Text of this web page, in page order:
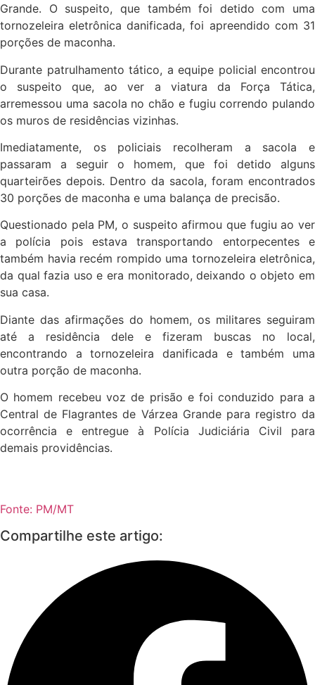
Grande. O suspeito, que também foi detido com uma
tornozeleira eletrônica danificada, foi apreendido com 31
porções de maconha.
Durante patrulhamento tático, a equipe policial encontrou
o suspeito que, ao ver a viatura da Força Tática,
arremessou uma sacola no chão e fugiu correndo pulando
os muros de residências vizinhas.
Imediatamente, os policiais recolheram a sacola e
passaram a seguir o homem, que foi detido alguns
quarteirões depois. Dentro da sacola, foram encontrados
30 porções de maconha e uma balança de precisão.
Questionado pela PM, o suspeito afirmou que fugiu ao ver
a polícia pois estava transportando entorpecentes e
também havia recém rompido uma tornozeleira eletrônica,
da qual fazia uso e era monitorado, deixando o objeto em
sua casa.
Diante das afirmações do homem, os militares seguiram
até a residência dele e fizeram buscas no local,
encontrando a tornozeleira danificada e também uma
outra porção de maconha.
O homem recebeu voz de prisão e foi conduzido para a
Central de Flagrantes de Várzea Grande para registro da
ocorrência e entregue à Polícia Judiciária Civil para
demais providências.
Fonte: PM/MT
Compartilhe este artigo: